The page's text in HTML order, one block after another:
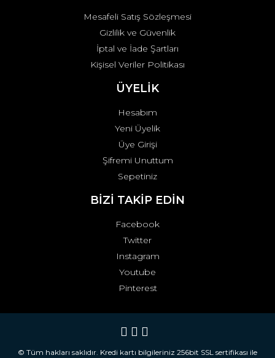
Mesafeli Satış Sözleşmesi
Gizlilik ve Güvenlik
İptal ve İade Şartları
Kişisel Veriler Politikası
ÜYELİK
Hesabım
Yeni Üyelik
Üye Girişi
Şifremi Unuttum
Sepetiniz
BİZİ TAKİP EDİN
Facebook
Twitter
Instagram
Youtube
Pinterest
© Tüm hakları saklıdır. Kredi kartı bilgileriniz 256bit SSL sertifikası ile